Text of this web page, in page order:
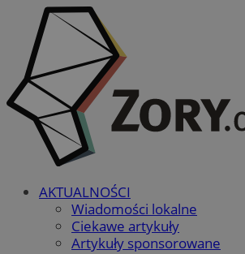
AKTUALNOŚCI
Wiadomości lokalne
Ciekawe artykuły
Artykuły sponsorowane